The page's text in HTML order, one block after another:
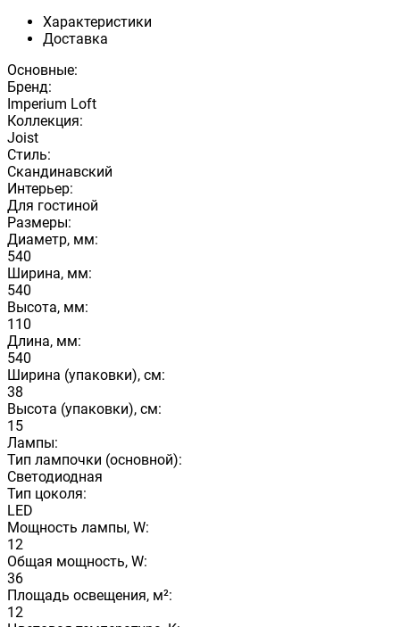
Характеристики
Доставка
Основные:
Бренд:
Imperium Loft
Коллекция:
Joist
Стиль:
Скандинавский
Интерьер:
Для гостиной
Размеры:
Диаметр, мм:
540
Ширина, мм:
540
Высота, мм:
110
Длина, мм:
540
Ширина (упаковки), см:
38
Высота (упаковки), см:
15
Лампы:
Тип лампочки (основной):
Светодиодная
Тип цоколя:
LED
Мощность лампы, W:
12
Общая мощность, W:
36
Площадь освещения, м²:
12